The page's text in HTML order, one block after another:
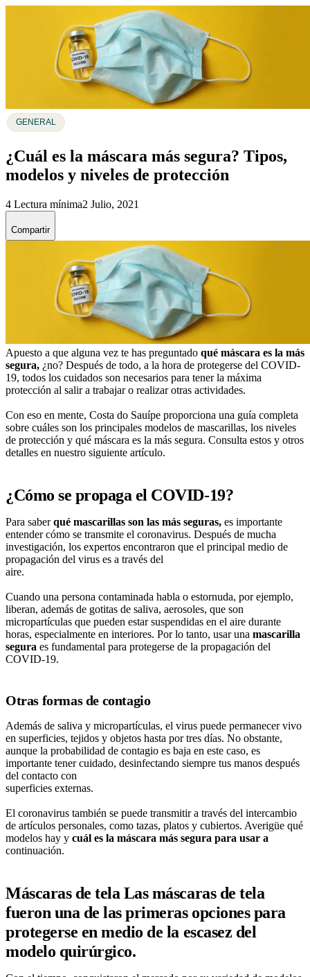
GENERAL
¿Cuál es la máscara más segura? Tipos,
modelos y niveles de protección
4 Lectura mínima2 Julio, 2021
Compartir
Apuesto a que alguna vez te has preguntado qué máscara es la más
segura, ¿no? Después de todo, a la hora de protegerse del COVID-
19, todos los cuidados son necesarios para tener la máxima
protección al salir a trabajar o realizar otras actividades.
Con eso en mente, Costa do Sauípe proporciona una guía completa
sobre cuáles son los principales modelos de mascarillas, los niveles
de protección y qué máscara es la más segura. Consulta estos y otros
detalles en nuestro siguiente artículo.
¿Cómo se propaga el COVID-19?
Para saberqué mascarillas son las más seguras, es importante
entender cómo se transmite el coronavirus. Después de mucha
investigación, los expertos encontraron que el principal medio de
propagación del virus es a través del
aire.
Cuando una persona contaminada habla o estornuda, por ejemplo,
liberan, además de gotitas de saliva, aerosoles, que son
micropartículas que pueden estar suspendidas en el aire durante
horas, especialmente en interiores. Por lo tanto, usar una mascarilla
segura es fundamental para protegerse de la propagación del
COVID-19.
Otras formas de contagio
Además de saliva y micropartículas, el virus puede permanecer vivo
en superficies, tejidos y objetos hasta por tres días. No obstante,
aunque la probabilidad de contagio es baja en este caso, es
importante tener cuidado, desinfectando siempre tus manos después
del contacto con
superficies externas.
El coronavirus también se puede transmitir a través del intercambio
de artículos personales, como tazas, platos y cubiertos. Averigüe qué
modelos hay y cuál es la máscara más segura para usar a
continuación.
Máscaras de tela Las máscaras de tela
fueron una de las primeras opciones para
protegerse en medio de la escasez del
modelo quirúrgico.